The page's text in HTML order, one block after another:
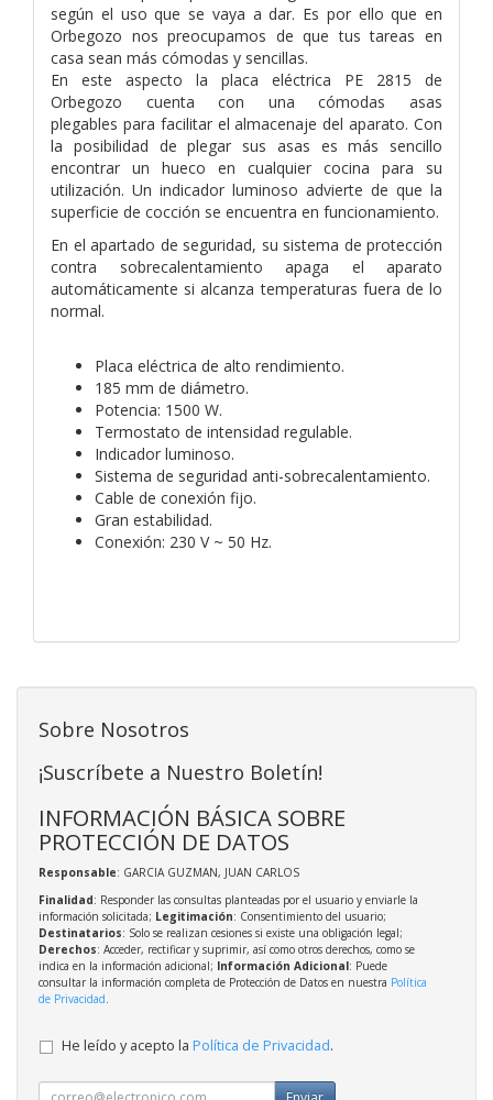
según el uso que se vaya a dar. Es por ello que en
Orbegozo nos preocupamos de que tus tareas en
casa sean más cómodas y sencillas.
En este aspecto la placa eléctrica PE 2815 de
Orbegozo cuenta con una cómodas asas
plegables para facilitar el almacenaje del aparato. Con
la posibilidad de plegar sus asas es más sencillo
encontrar un hueco en cualquier cocina para su
utilización. Un indicador luminoso advierte de que la
superficie de cocción se encuentra en funcionamiento.
En el apartado de seguridad, su sistema de protección
contra sobrecalentamiento apaga el aparato
automáticamente si alcanza temperaturas fuera de lo
normal.
Placa eléctrica de alto rendimiento.
185 mm de diámetro.
Potencia: 1500 W.
Termostato de intensidad regulable.
Indicador luminoso.
Sistema de seguridad anti-sobrecalentamiento.
Cable de conexión fijo.
Gran estabilidad.
Conexión: 230 V ~ 50 Hz.
Sobre Nosotros
¡Suscríbete a Nuestro Boletín!
INFORMACIÓN BÁSICA SOBRE
PROTECCIÓN DE DATOS
Responsable: GARCIA GUZMAN, JUAN CARLOS
Finalidad: Responder las consultas planteadas por el usuario y enviarle la
información solicitada; Legitimación: Consentimiento del usuario;
Destinatarios: Solo se realizan cesiones si existe una obligación legal;
Derechos: Acceder, rectificar y suprimir, así como otros derechos, como se
indica en la información adicional; Información Adicional: Puede
consultar la información completa de Protección de Datos en nuestra Política
de Privacidad
He leído y acepto la Política de Privacidad.